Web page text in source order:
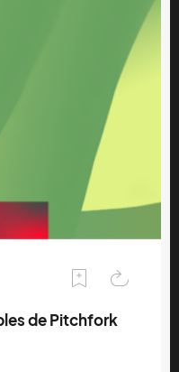
de Pitchfork